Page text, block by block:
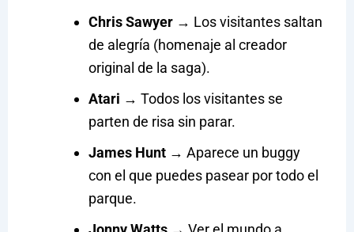
Chris Sawyer→ Los visitantes saltan
de alegría (homenaje al creador
original de la saga).
Atari → Todos los visitantes se
parten de risa sin parar.
James Hunt→ Aparece un buggy
con el que puedes pasear por todo el
parque.